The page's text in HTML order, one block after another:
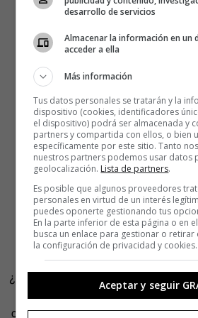
¿Y en la pintura? Famoso es el caso
la pantalla con su películaBig eyes
cuenta cómo el matrimonio formado
desarrollo de servicios
Almacenar la información en un
acceder a ella
Más información
Tus datos personales se tratarán y la
dispositivo (cookies, identificadores
el dispositivo) podrá ser almacenada y
partners y compartida con ellos, o bien
específicamente por este sitio. Tanto
nuestros partners podemos usar datos
geolocalización. Lista de partners.
Es posible que algunos proveedores
personales en virtud de un interés
puedes oponerte gestionando tus
En la parte inferior de esta página o en
busca un enlace para gestionar o retirar
la configuración de privacidad y cookies.
Aceptar y seguir